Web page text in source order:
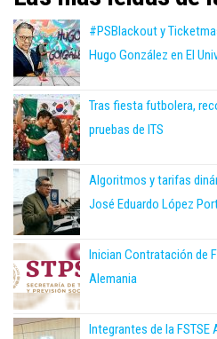
#PSBlackout y
Hugo González en El
Tras fiesta futbolera,
pruebas de ITS
Algoritmos y tarifas
José Eduardo López
Inician Contratación de
Alemania
Integrantes de la